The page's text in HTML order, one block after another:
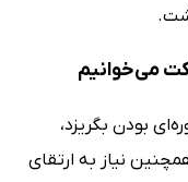
می‌خوانیم
بودن بگریزد،
نیاز به ارتقای